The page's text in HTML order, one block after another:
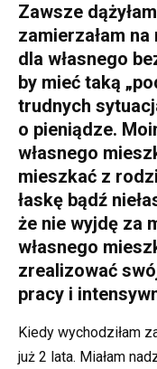
Zawsze
zamierzałam
dla własnego
by mieć taką
trudnych
o pieniądze.
własnego
mieszkać z
łaskę bądź
że nie wyjdę za
własnego
zrealizować
pracy i
Kiedy wychodziłam
już 2 lata. Miałam